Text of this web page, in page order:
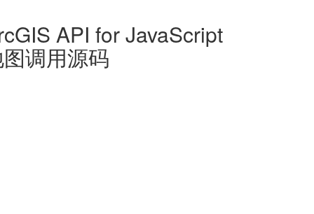
API for JavaScript
调用源码